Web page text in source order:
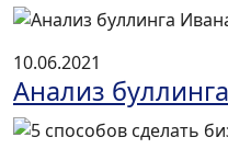
10.06.2021
Анализ